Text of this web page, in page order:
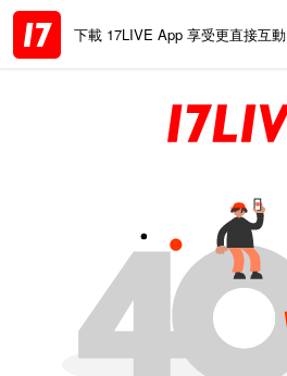
下載 17LIVE App 享受更直接互動